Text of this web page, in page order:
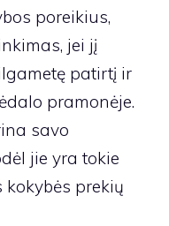
poreikius,
jei jį
patirtį ir
pramonėje.
savo
jie yra tokie
prekių